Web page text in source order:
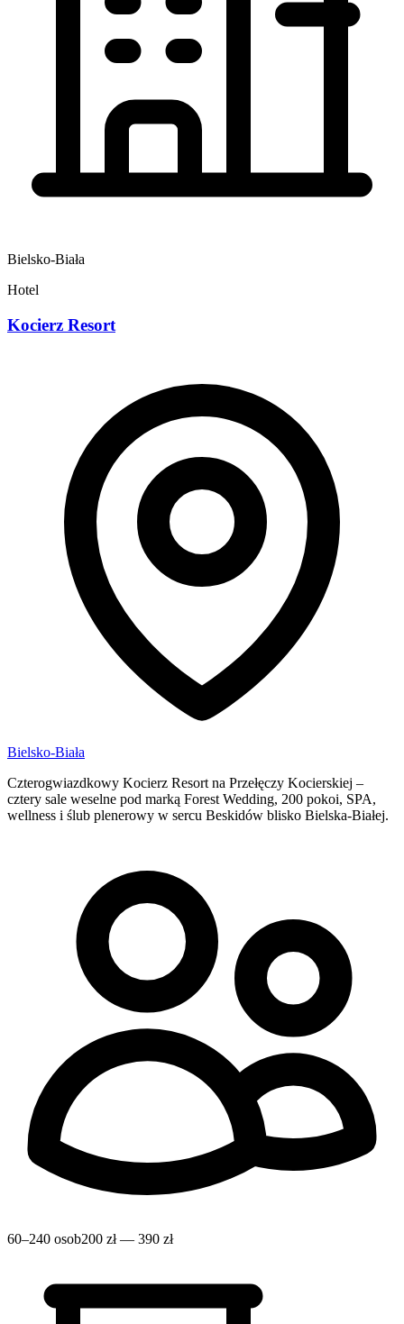
Bielsko-Biała
Hotel
Kocierz Resort
Bielsko-Biała
Czterogwiazdkowy Kocierz Resort na Przełęczy Kocierskiej –
cztery sale weselne pod marką Forest Wedding, 200 pokoi, SPA,
wellness i ślub plenerowy w sercu Beskidów blisko Bielska-Białej.
60–240 osob200 zł — 390 zł